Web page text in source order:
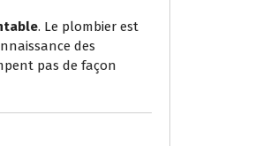
. Le plombier est
des
pas de façon